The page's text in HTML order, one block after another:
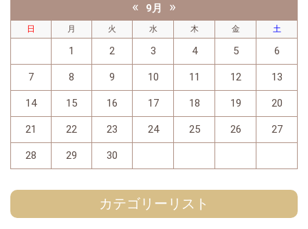
« 9月 »
日 月 火 水 木 金 土
1 2 3 4 5 6
7 8 9 10 11 12 13
14 15 16 17 18 19 20
21 22 23 24 25 26 27
28 29 30
カテゴリーリスト